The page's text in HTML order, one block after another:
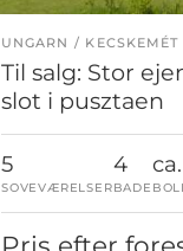
UNGARN KECSKEMÉT
Til salg: Stor
slot i pusztaen
5
SOVEVÆRELSER
4
BADE
Pris efter